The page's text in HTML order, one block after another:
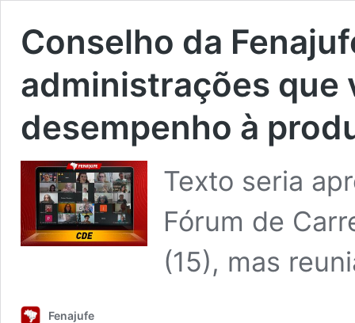
Conselho da
administrações que
desempenho à
Texto seria
Fórum de
(15), mas
Fenajufe